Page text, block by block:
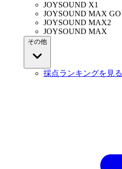
JOYSOUND X1
JOYSOUND MAX GO
JOYSOUND MAX2
JOYSOUND MAX
その他
採点ランキングを見る